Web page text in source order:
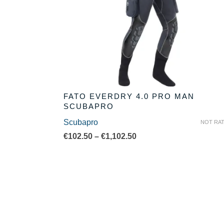
FATO EVERDRY 4.0 PRO MAN
SCUBAPRO
NOT
Scubapro
€102.50 – €1,102.50Price